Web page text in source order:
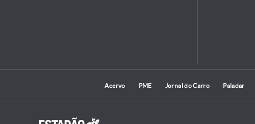
Acervo PME Jornal do Carro Paladar